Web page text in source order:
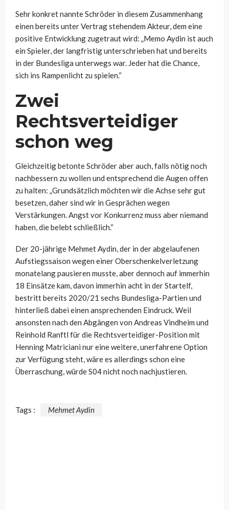
Sehr konkret nannte Schröder in diesem Zusammenhang
einen bereits unter Vertrag stehendem Akteur, dem eine
positive Entwicklung zugetraut wird: „Memo Aydin ist auch
ein Spieler, der langfristig unterschrieben hat und bereits
in der Bundesliga unterwegs war. Jeder hat die Chance,
sich ins Rampenlicht zu spielen.“
Zwei
Rechtsverteidiger
schon weg
Gleichzeitig betonte Schröder aber auch, falls nötig noch
nachbessern zu wollen und entsprechend die Augen offen
zu halten: „Grundsätzlich möchten wir die Achse sehr gut
besetzen, daher sind wir in Gesprächen wegen
Verstärkungen. Angst vor Konkurrenz muss aber niemand
haben, die belebt schließlich.“
Der 20-jährige Mehmet Aydin, der in der abgelaufenen
Aufstiegssaison wegen einer Oberschenkelverletzung
monatelang pausieren musste, aber dennoch auf immerhin
18 Einsätze kam, davon immerhin acht in der Startelf,
bestritt bereits 2020/21 sechs Bundesliga-Partien und
hinterließ dabei einen ansprechenden Eindruck. Weil
ansonsten nach den Abgängen von Andreas Vindheim und
Reinhold Ranftl für die Rechtsverteidiger-Position mit
Henning Matriciani nur eine weitere, unerfahrene Option
zur Verfügung steht, wäre es allerdings schon eine
Überraschung, würde S04 nicht noch nachjustieren.
Tags : Mehmet Aydin